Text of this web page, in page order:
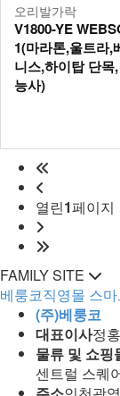
오리발가락
V1800-YE
1(마라톤,울트라,
니스,하이탑 단목
능사)
열린1페이지
FAMILY SITE
베룽코직영몰 스
(주)베룽코
대표이사정
물류 및 쇼핑
센트럴 스퀘